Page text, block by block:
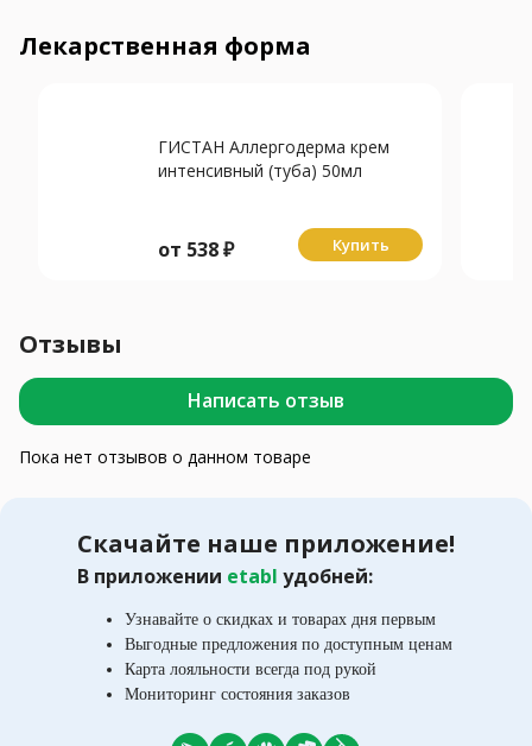
Лекарственная форма
ГИСТАН Аллергодерма крем
интенсивный (туба) 50мл
от 538₽ Купить
Отзывы
Написать отзыв
Пока нет отзывов о данном товаре
Скачайте наше приложение!
В приложении etabl удобней:
Узнавайте о скидках и товарах дня первым
Выгодные предложения по доступным ценам
Карта лояльности всегда под рукой
Мониторинг состояния заказов